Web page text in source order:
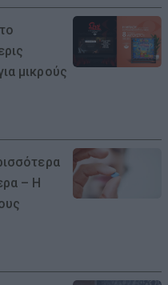
μικρούς
– Η